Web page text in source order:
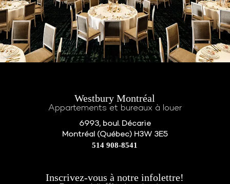
Westbury Montréal
Appartements et bureaux à louer
6993, boul. Décarie
Montréal (Québec) H3W 3E5
514 908-8541
Inscrivez-vous à notre infolettre!